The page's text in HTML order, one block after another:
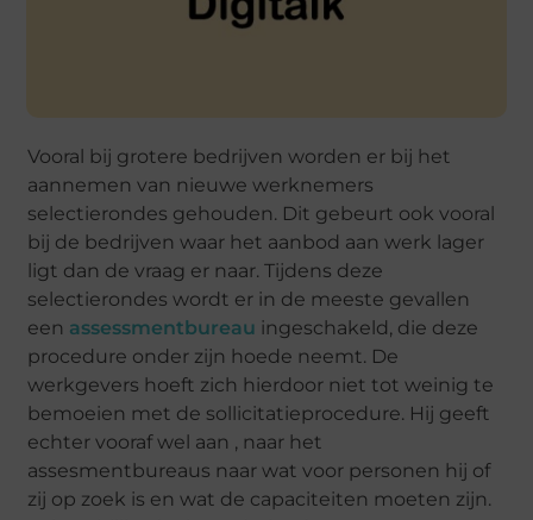
Vooral bij grotere bedrijven worden er bij het
aannemen van nieuwe werknemers
selectierondes gehouden. Dit gebeurt ook vooral
bij de bedrijven waar het aanbod aan werk lager
ligt dan de vraag er naar. Tijdens deze
selectierondes wordt er in de meeste gevallen
een assessmentbureau ingeschakeld, die deze
procedure onder zijn hoede neemt. De
werkgevers hoeft zich hierdoor niet tot weinig te
bemoeien met de sollicitatieprocedure. Hij geeft
echter vooraf wel aan , naar het
assesmentbureaus naar wat voor personen hij of
zij op zoek is en wat de capaciteiten moeten zijn.